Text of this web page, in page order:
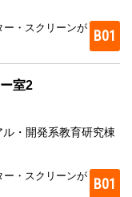
ー・スクリーンが B01
室2
ル・開発系教育研究棟
ー・スクリーンが B01